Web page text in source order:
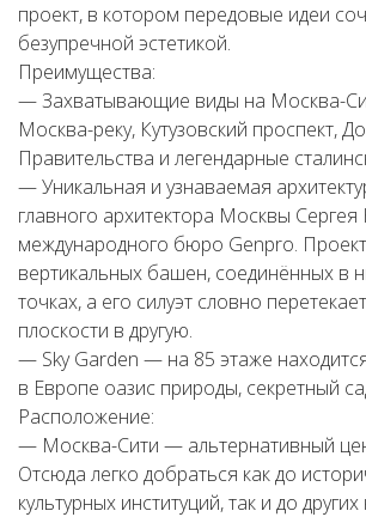
проект, в котором передовые идеи
безупречной эстетикой.
Преимущества:
— Захватывающие виды на Москва-
Москва-реку, Кутузовский проспект,
Правительства и легендарные
— Уникальная и узнаваемая
главного архитектора Москвы Сергея
международного бюро Genpro. Проект
вертикальных башен, соединённых в
точках, а его силуэт словно
плоскости в другую.
— Sky Garden — на 85 этаже
в Европе оазис природы, секретный
Расположение:
— Москва-Сити — альтернативный
Отсюда легко добраться как до
культурных институций, так и до